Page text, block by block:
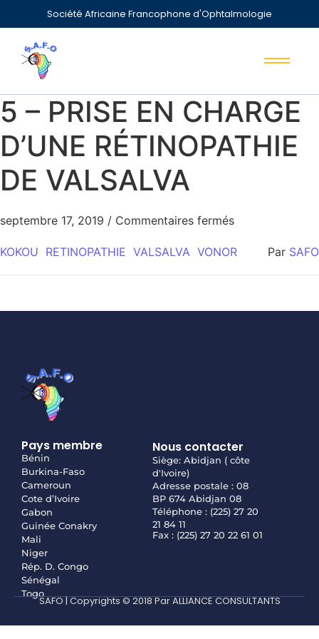
Société Africaine Francophone d'Ophtalmologie
5 – PRISE EN CHARGE
D’UNE RÉTINOPATHIE
DE VALSALVA
septembre 17, 2019 / Commentaires fermés
KOKOU RETINOPATHIE VALSALVA VONOR Par SAFO
Pays membre
Bénin
Burkina-Faso
Cameroun
Cote d’Ivoire
Gabon
Guinée Conakry
Mali
Niger
Rép. D. Congo
Sénégal
Togo
Nous contacter
Siège: Abidjan ( côte
d'Ivoire)
Adresse postale : 08
BP 674 Abidjan 08
Téléphone : (225) 27 20
21 84 11
Fax : (225) 27 20 22 61 01
SAFO | Copyrights © 2018 Par ALLIANCE CONSULTANTS